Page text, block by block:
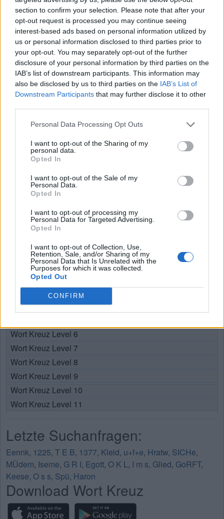
section to confirm your selection. Please note that after your
opt-out request is processed you may continue seeing
interest-based ads based on personal information utilized by
us or personal information disclosed to third parties prior to
your opt-out. You may separately opt-out of the further
disclosure of your personal information by third parties on the
IAB’s list of downstream participants. This information may
also be disclosed by us to third parties on the IAB’s List of
Downstream Participants that may further disclose it to other
Personal Data Processing Opt Outs
I want to opt-out of the Sharing of my
personal data.
Opted In
I want to opt-out of the Sale of my
Personal Data.
Opted In
I want to opt-out of processing my
Personal Data for Targeted Advertising.
Opted In
I want to opt-out of Collection, Use,
Retention, Sale, and/or Sharing of my
Personal Data that Is Unrelated with the
Purposes for which it was collected.
Opted Out
CONFIRM
mit Ihrer Freundesliste, mehr Spieler bedeutet mehr Umsatz
für den Entwickler, also helfen Sie ihm zu wachsen.
Suche nach Buchstaben.
Geben Sie alle Buchstaben
des Puzzles ein:
Suche
nach
Buchstaben.
Puzzles
Wählen Sie Ihr Puzzle aus:
Puzzle nicht gefunden.
Hier können Sie nach Ihrer Antwort anhand der
Levelnummer suchen, aber wir empfehlen Ihnen, die Suche
nach Buchstaben zu verwenden.
Wählen Sie Ihr Level:
Wort Kreuz Level 1
Wort Kreuz Level 2
Wort Kreuz Level 3
Wort Kreuz Level 4
Wort Kreuz Level 6
Wort Kreuz Level 7
Wort Kreuz Level 8
Wort Kreuz Level 9
Wort Kreuz Level 10
Wort Kreuz Level 11
Letzte Suchanfragen:
Eennk, 1225, T E B, 1377, Kleid, u+f+e, Hratw, SICHe,
MÜdem, Iseme, G R I, Egott, O K L, I m s, Glied, GoRFT,
Keese, O s s, Spü, Haron
Download Wort Kreuz